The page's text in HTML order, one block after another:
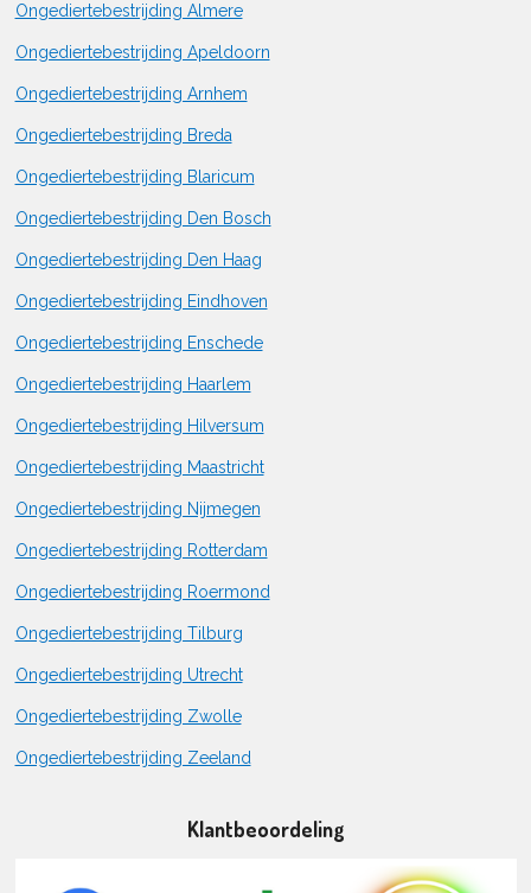
Ongediertebestrijding Almere
Ongediertebestrijding Apeldoorn
Ongediertebestrijding Arnhem
Ongediertebestrijding Breda
Ongediertebestrijding Blaricum
Ongediertebestrijding Den Bosch
Ongediertebestrijding Den Haag
Ongediertebestrijding Eindhoven
Ongediertebestrijding Enschede
Ongediertebestrijding Haarlem
Ongediertebestrijding Hilversum
Ongediertebestrijding Maastricht
Ongediertebestrijding Nijmegen
Ongediertebestrijding Rotterdam
Ongediertebestrijding Roermond
Ongediertebestrijding Tilburg
Ongediertebestrijding Utrecht
Ongediertebestrijding Zwolle
Ongediertebestrijding Zeeland
Klantbeoordeling